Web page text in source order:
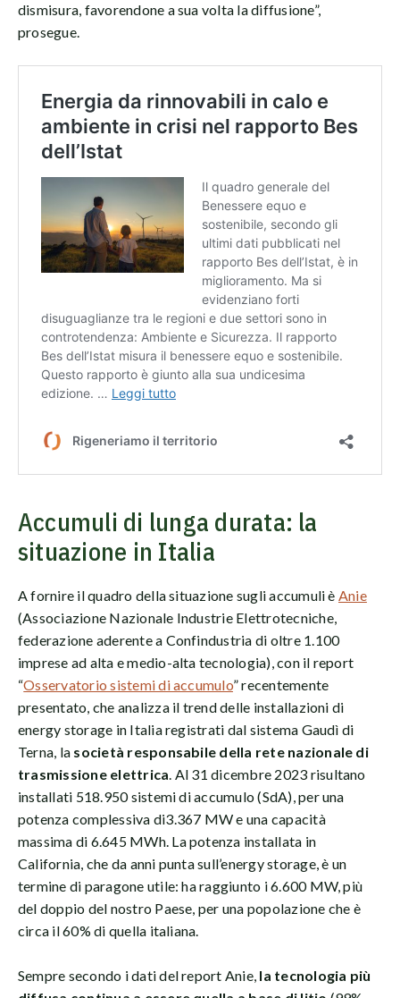
dismisura, favorendone a sua volta la diffusione”,
prosegue.
Accumuli di lunga durata: la
situazione in Italia
A fornire il quadro della situazione sugli accumuli è Anie
(Associazione Nazionale Industrie Elettrotecniche,
federazione aderente a Confindustria di oltre 1.100
imprese ad alta e medio-alta tecnologia), con il report
“Osservatorio sistemi di accumulo” recentemente
presentato, che analizza il trend delle installazioni di
energy storage in Italia registrati dal sistema Gaudì di
Terna, la società responsabile della rete nazionale di
trasmissione elettrica. Al 31 dicembre 2023 risultano
installati 518.950 sistemi di accumulo (SdA), per una
potenza complessiva di3.367 MW e una capacità
massima di 6.645 MWh. La potenza installata in
California, che da anni punta sull’energy storage, è un
termine di paragone utile: ha raggiunto i 6.600 MW, più
del doppio del nostro Paese, per una popolazione che è
circa il 60% di quella italiana.
Sempre secondo i dati del report Anie, la tecnologia più